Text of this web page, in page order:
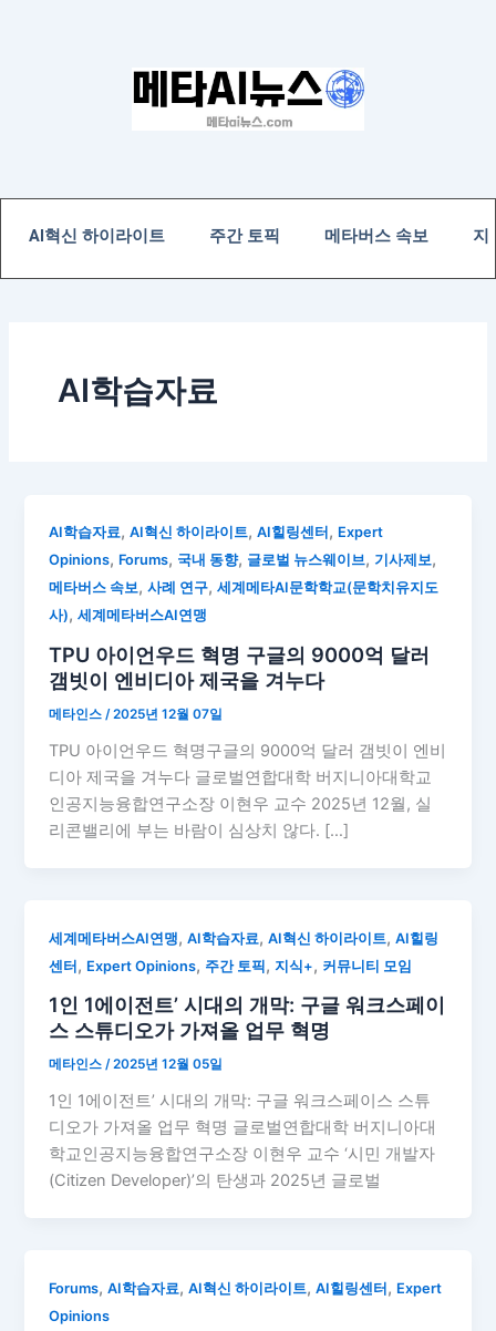
기
AI혁신 하이라이트
주간 토픽 메타버스 속보 지
AI학습자료
AI학습자료,AI혁신 하이라이트,AI힐링센터 , Expert
Opinions, Forums, 국내 동향, 글로벌 뉴스웨이브, 기사제보,
메타버스 속보,사례 연구,세계메타AI문학학교(문학치유지도
사),세계메타버스AI연맹
TPU 아이언우드 혁명 구글의 9000억 달러
갬빗이 엔비디아 제국을 겨누다
메타인스/2025년 12월 07일
TPU 아이언우드 혁명구글의 9000억 달러 갬빗이 엔비
디아 제국을 겨누다 글로벌연합대학 버지니아대학교
인공지능융합연구소장 이현우 교수 2025년 12월, 실
리콘밸리에 부는 바람이 심상치 않다. […]
세계메타버스AI연맹,AI학습자료,AI혁신 하이라이트,AI힐링
센터 , Expert Opinions, 주간 토픽 ,지식+, 커뮤니티 모임
1인 1에이전트’ 시대의 개막: 구글 워크스페이
스 스튜디오가 가져올 업무 혁명
메타인스/2025년 12월 05일
1인 1에이전트’ 시대의 개막: 구글 워크스페이스 스튜
디오가 가져올 업무 혁명 글로벌연합대학 버지니아대
학교인공지능융합연구소장 이현우 교수 ‘시민 개발자
(Citizen Developer)’의 탄생과 2025년 글로벌
Forums,AI학습자료,AI혁신 하이라이트,AI힐링센터 , Expert
Opinions